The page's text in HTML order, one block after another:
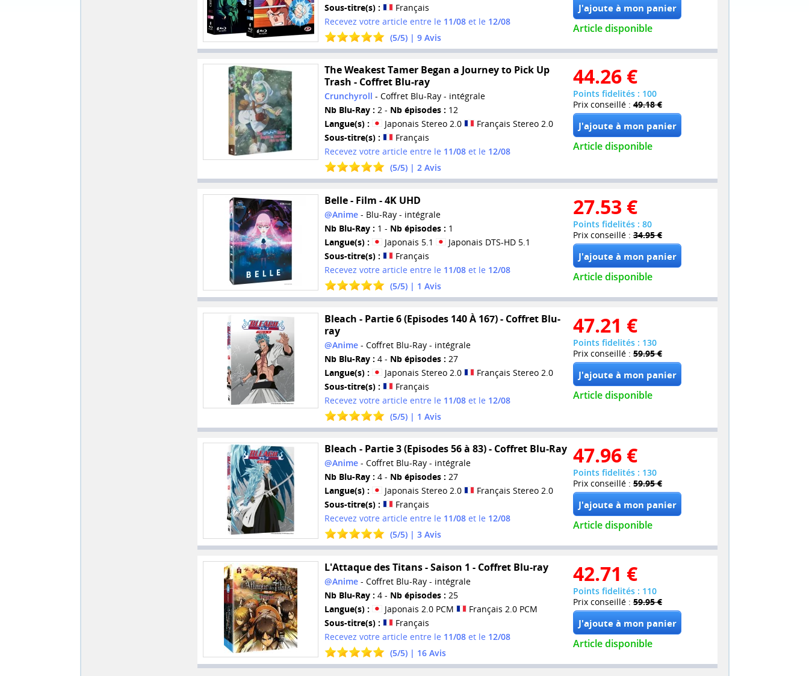
Sous-titre(s) :
Français
Recevez votre article entre le 11/08et le 12/08
(5/5) | 9Avis
Article disponible
The Weakest Tamer Began a Journey to Pick Up
Trash - Coffret Blu-ray
Crunchyroll - Coffret Blu-Ray - intégrale
Nb Blu-Ray : 2 - Nb épisodes : 12
Langue(s) :
Japonais Stereo 2.0
Français Stereo 2.0
Sous-titre(s) :
Français
Recevez votre article entre le 11/08et le 12/08
(5/5) | 2Avis
44.26 €
Points fidelités : 100
Prix conseillé : 49.18 €
Article disponible
Belle - Film - 4K UHD
@Anime- Blu-Ray - intégrale
Nb Blu-Ray : 1 - Nb épisodes : 1
Langue(s) :
Japonais 5.1
Japonais DTS-HD 5.1
Sous-titre(s) :
Français
Recevez votre article entre le 11/08et le 12/08
(5/5) | 1 Avis
27.53 €
Points fidelités : 80
Prix conseillé : 34.95 €
Article disponible
Bleach - Partie 6 (Episodes 140 À 167) - Coffret Blu-
ray
@Anime- Coffret Blu-Ray - intégrale
Nb Blu-Ray : 4 - Nb épisodes : 27
Langue(s) :
Japonais Stereo 2.0
Français Stereo 2.0
Sous-titre(s) :
Français
Recevez votre article entre le 11/08et le 12/08
(5/5) | 1 Avis
47.21 €
Points fidelités : 130
Prix conseillé : 59.95 €
Article disponible
Bleach - Partie 3 (Episodes 56 à 83) - Coffret Blu-Ray
@Anime- Coffret Blu-Ray - intégrale
Nb Blu-Ray : 4 - Nb épisodes : 27
Langue(s) :
Japonais Stereo 2.0
Français Stereo 2.0
Sous-titre(s) :
Français
Recevez votre article entre le 11/08et le 12/08
(5/5) | 3Avis
47.96 €
Points fidelités : 130
Prix conseillé : 59.95 €
Article disponible
L'Attaque des Titans - Saison 1 - Coffret Blu-ray
@Anime- Coffret Blu-Ray - intégrale
Nb Blu-Ray : 4 - Nb épisodes : 25
Langue(s) :
Japonais 2.0 PCM
Français 2.0 PCM
Sous-titre(s) :
Français
Recevez votre article entre le 11/08et le 12/08
(5/5) | 16Avis
42.71 €
Points fidelités : 110
Prix conseillé : 59.95 €
Article disponible